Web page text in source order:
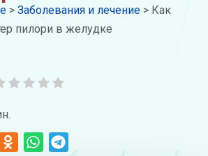
> Заболевания и лечение > Как
пилори в желудке